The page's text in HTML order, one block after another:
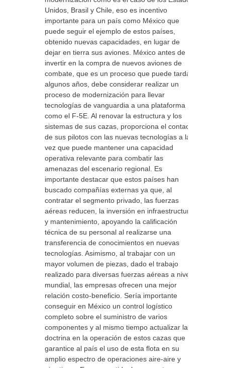
Unidos, Brasil y Chile, eso es incentivo
importante para un país como México que
puede seguir el ejemplo de estos países,
obtenido nuevas capacidades, en lugar de
dejar en tierra sus aviones. México antes de
invertir en la compra de nuevos aviones de
combate, que es un proceso que puede tardar
algunos años, debe considerar realizar un
proceso de modernización para llevar
tecnologías de vanguardia a una plataforma
como el F-5E. Al renovar la estructura y los
sistemas de sus cazas, proporciona el contacto
de sus pilotos con las nuevas tecnologías a la
vez que puede mantener una capacidad
operativa relevante para combatir las
amenazas del escenario regional. Es
importante destacar que estos países han
buscado compañías externas ya que, al
contratar el segmento privado, las fuerzas
aéreas reducen, la inversión en infraestructura
y mantenimiento, apoyando la calificación
técnica de su personal al realizarse una
transferencia de conocimientos en nuevas
tecnologías. Asimismo, al trabajar con un
mayor volumen de piezas, dado el trabajo
realizado para diversas fuerzas aéreas a nivel
mundial, las empresas ofrecen una mejor
relación costo-beneficio. Sería importante
conseguir en México un control logístico
completo sobre el suministro de varios
componentes y al mismo tiempo actualizar la
doctrina en la operación de estos cazas que
garantice al país el uso de esta flota en su
amplio espectro de operaciones aire-aire y